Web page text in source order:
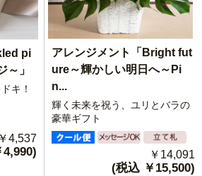
pi
～」
キ！
￥4,537
アレンジメント「Bright fut
ure～輝かしい明日へ～Pi
n...
輝く未来を祝う、ユリとバラの
豪華ギフト
￥14,091
(税込 ￥15,500)